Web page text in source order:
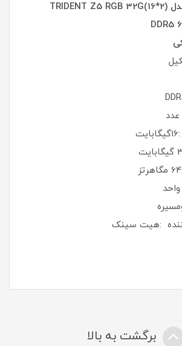
رم جی اسکیل مدل TRIDENT Z5 RGB 32G(16*2)
DDR5
:هیت سینک
برگشت به بالا